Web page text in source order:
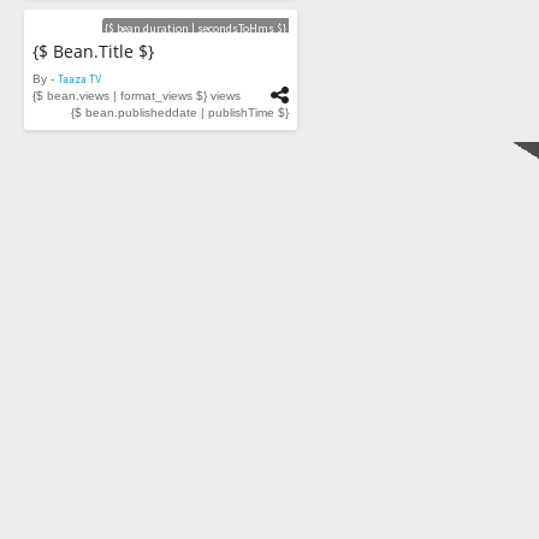
Videos
{$ bean.duration | secondsToHms $}
{$ Bean.title $}
By - Taaza TV
{$ bean.views | format_views $} views
{$ bean.publisheddate | publishTime $}